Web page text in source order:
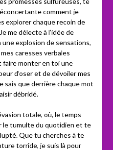
comment je
explorer chaque recoin de
me délecte à l’idée de
explosion de sensations,
caresses verbales
monter en toi une
d’oser et de dévoiler mes
sais que derrière chaque mot
débridé.
totale, où, le temps
le tumulte du quotidien et te
Que tu cherches à te
torride, je suis là pour